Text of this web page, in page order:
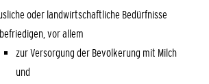
oder landwirtschaftliche Bedürfnisse
vor allem
zur Versorgung der Bevölkerung mit Milch
und